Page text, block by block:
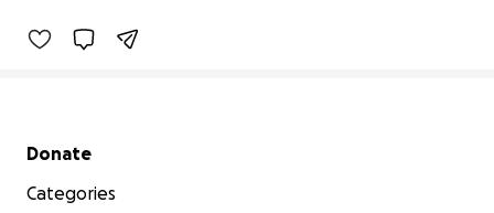
Secondary menu
Donate
Categories